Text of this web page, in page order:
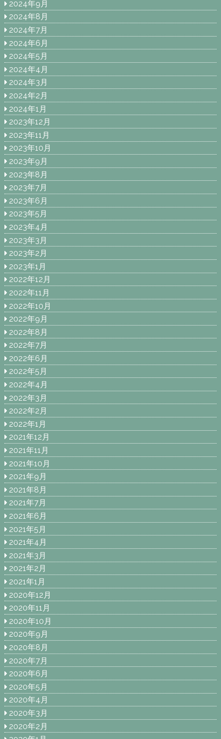
2024年9月
2024年8月
2024年7月
2024年6月
2024年5月
2024年4月
2024年3月
2024年2月
2024年1月
2023年12月
2023年11月
2023年10月
2023年9月
2023年8月
2023年7月
2023年6月
2023年5月
2023年4月
2023年3月
2023年2月
2023年1月
2022年12月
2022年11月
2022年10月
2022年9月
2022年8月
2022年7月
2022年6月
2022年5月
2022年4月
2022年3月
2022年2月
2022年1月
2021年12月
2021年11月
2021年10月
2021年9月
2021年8月
2021年7月
2021年6月
2021年5月
2021年4月
2021年3月
2021年2月
2021年1月
2020年12月
2020年11月
2020年10月
2020年9月
2020年8月
2020年7月
2020年6月
2020年5月
2020年4月
2020年3月
2020年2月